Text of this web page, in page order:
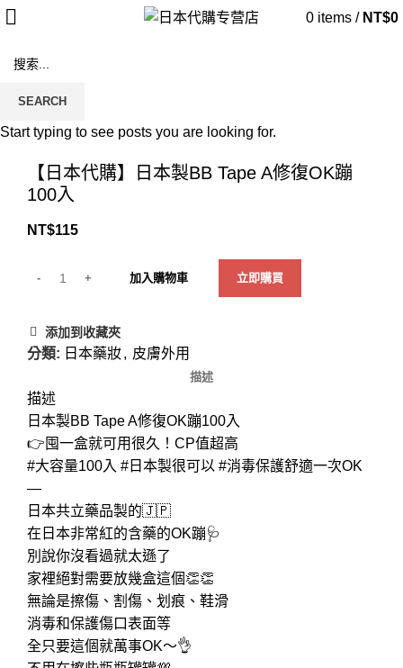
0 items / NT$0
【日本代購】日本製BB Tape A修復OK蹦
100入
NT$115
加入購物車 立即購買
添加到收藏夾
分類: 日本藥妝, 皮膚外用
描述
描述
日本製BB Tape A修復OK蹦100入
👉囤一盒就可用很久！CP值超高
#大容量100入 #日本製很可以 #消毒保護舒適一次OK
—
日本共立藥品製的🇯🇵
在日本非常紅的含藥的OK蹦🩺
別說你沒看過就太遜了
家裡絕對需要放幾盒這個👏👏
無論是擦傷、割傷、划痕、鞋滑
消毒和保護傷口表面等
全只要這個就萬事OK～👌
SEARCH
Start typing to see posts you are looking for.